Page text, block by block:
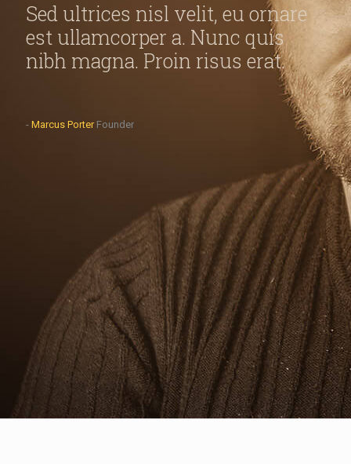
Sed ultrices nisl velit, eu ornare
est ullamcorper a. Nunc quis
nibh magna. Proin risus erat.
- Marcus PorterFounder